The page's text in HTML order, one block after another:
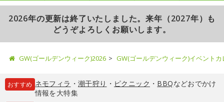
2026年の更新は終了いたしました。来年（2027年）も
どうぞよろしくお願いします。
GW(ゴールデンウィーク)2026 GW(ゴールデンウィーク)イベント
おすすめ ネモフィラ ・ 潮干狩り ・ ピクニック ・ BBQなどおでかけ
情報を大特集